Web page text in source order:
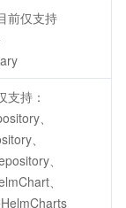
前仅支持
支持：
、
、
、
、